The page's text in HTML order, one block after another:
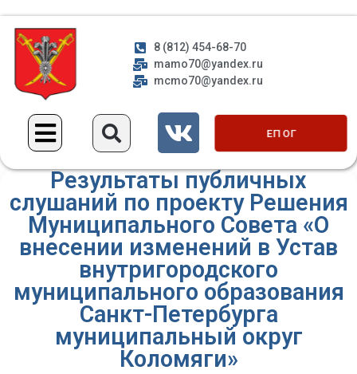
8 (812) 454-68-70
mamo70@yandex.ru
mcmo70@yandex.ru
ЕП ОГ
Результаты публичных
слушаний по проекту Решения
Муниципального Совета «О
внесении изменений в Устав
внутригородского
муниципального образования
Санкт-Петербурга
муниципальный округ
Коломяги»